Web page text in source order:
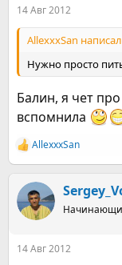
14 Авг 2012
AllexxxSan
Нужно просто
Балин, я чет
вспомнила
Р
е
к
ц
и
AllexxxSan
14 Авг 2012